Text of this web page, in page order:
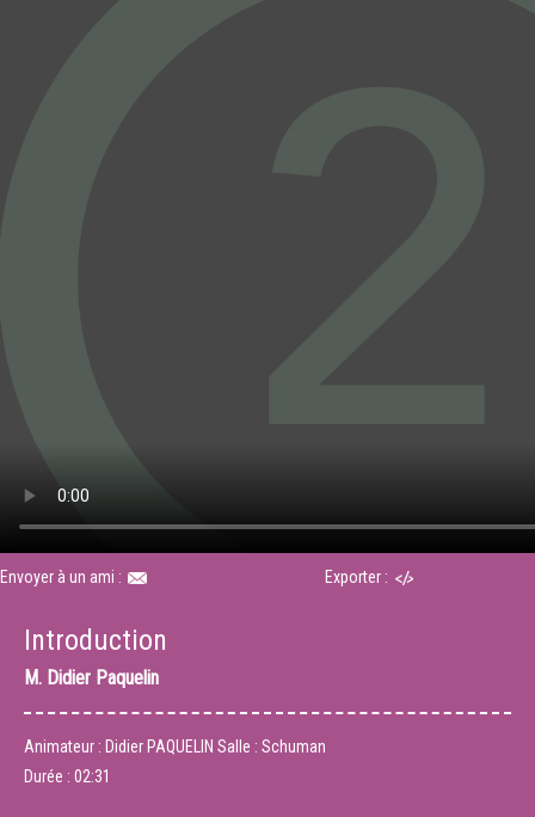
Envoyer à un ami : Exporter :
Introduction
M. Didier Paquelin
Animateur : Didier PAQUELIN Salle : Schuman
Durée : 02:31